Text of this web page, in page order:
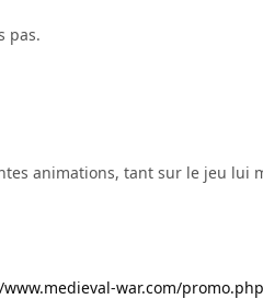
pas.
animations, tant sur le jeu lui
war.com/promo.php